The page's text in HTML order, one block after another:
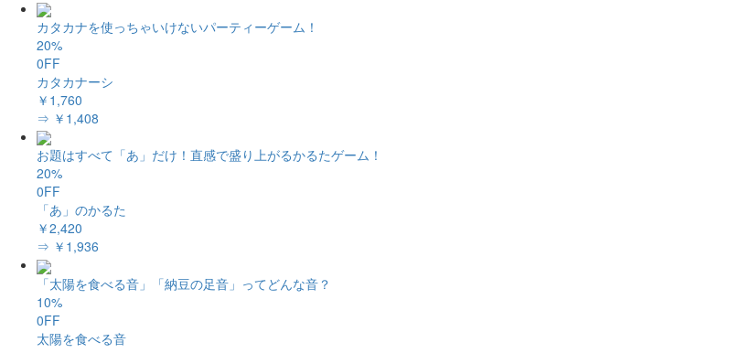
カタカナを使っちゃいけないパーティーゲーム！
20%
0FF
カタカナーシ
￥1,760
⇒ ￥1,408
お題はすべて「あ」だけ！直感で盛り上がるかるたゲーム！
20%
0FF
「あ」のかるた
￥2,420
⇒ ￥1,936
「太陽を食べる音」「納豆の足音」ってどんな音？
10%
0FF
太陽を食べる音